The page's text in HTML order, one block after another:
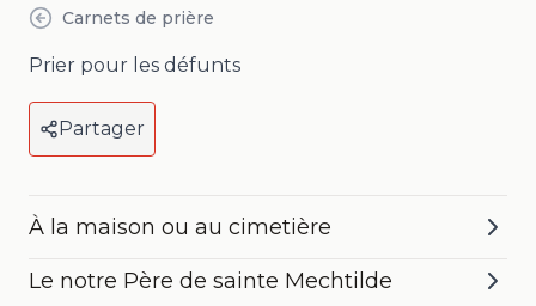
Carnets de prière
Prier pour les défunts
Partager
À la maison ou au cimetière
Le notre Père de sainte Mechtilde